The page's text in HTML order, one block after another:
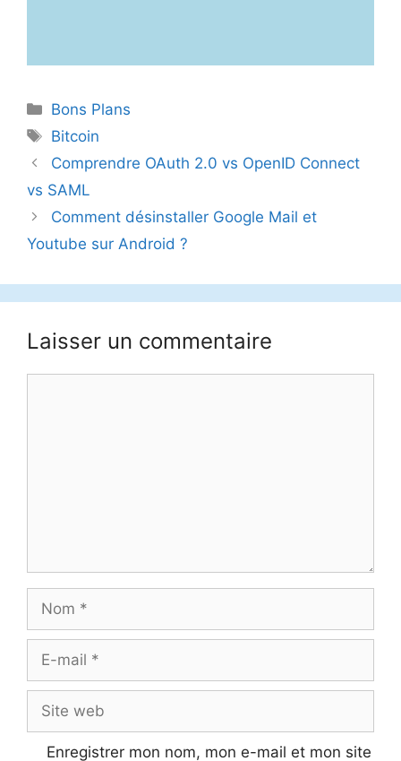
Catégories
Bons Plans
Étiquettes
Bitcoin
Comprendre OAuth 2.0 vs OpenID Connect
vs SAML
Comment désinstaller Google Mail et
Youtube sur Android ?
Laisser un commentaire
Nom
Site
web
Enregistrer mon nom, mon e-mail et mon site